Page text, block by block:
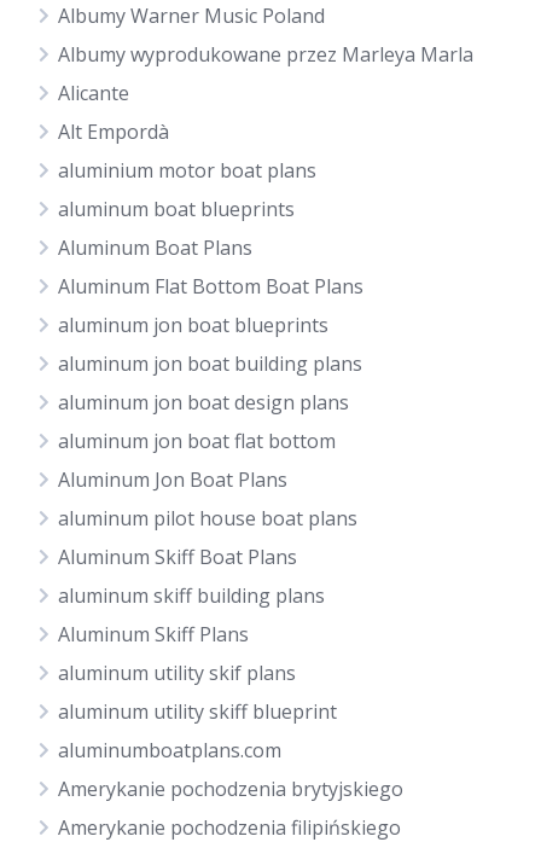
Albumy Warner Music Poland
Albumy wyprodukowane przez Marleya Marla
Alicante
Alt Empordà
aluminium motor boat plans
aluminum boat blueprints
Aluminum Boat Plans
Aluminum Flat Bottom Boat Plans
aluminum jon boat blueprints
aluminum jon boat building plans
aluminum jon boat design plans
aluminum jon boat flat bottom
Aluminum Jon Boat Plans
aluminum pilot house boat plans
Aluminum Skiff Boat Plans
aluminum skiff building plans
Aluminum Skiff Plans
aluminum utility skif plans
aluminum utility skiff blueprint
aluminumboatplans.com
Amerykanie pochodzenia brytyjskiego
Amerykanie pochodzenia filipińskiego